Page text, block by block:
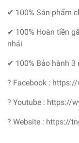
✔ 100% Sản phẩm
✔ 100% Hoàn tiền
nhái
✔ 100% Bảo hành 3
? Facebook :
? Youtube : https://
? Website : https://